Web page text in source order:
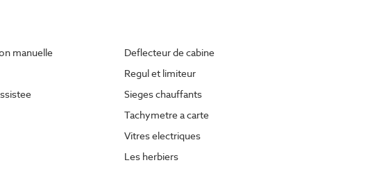
manuelle
Deflecteur de cabine
Regul et limiteur
Sieges chauffants
Tachymetre a carte
Vitres electriques
Les herbiers